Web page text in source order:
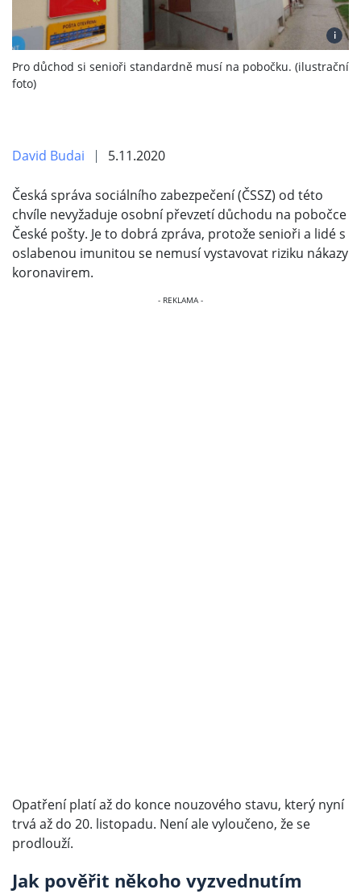
i
Pro důchod si senioři standardně musí na pobočku. (ilustrační
foto)
David Budai 5.11.2020
Česká správa sociálního zabezpečení (ČSSZ) od této
chvíle nevyžaduje osobní převzetí důchodu na pobočce
České pošty. Je to dobrá zpráva, protože senioři a lidé s
oslabenou imunitou se nemusí vystavovat riziku nákazy
koronavirem.
Opatření platí až do konce nouzového stavu, který nyní
trvá až do 20. listopadu. Není ale vyloučeno, že se
prodlouží.
Jak pověřit někoho vyzvednutím